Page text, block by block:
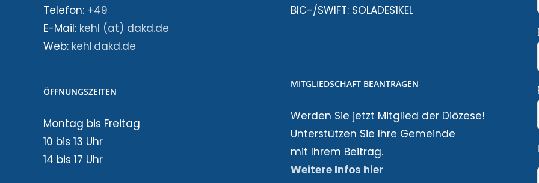
Telefon: +49
E-Mail: kehl (at) dakd.de
Web: kehl.dakd.de
ÖFFNUNGSZEITEN
Montag bis Freitag
10 bis 13 Uhr
14 bis 17 Uhr
BIC-/SWIFT: SOLADES1KEL
MITGLIEDSCHAFT BEANTRAGEN
Werden Sie jetzt Mitglied der Diözese!
Unterstützen Sie Ihre Gemeinde
mit Ihrem Beitrag.
Weitere Infos hier